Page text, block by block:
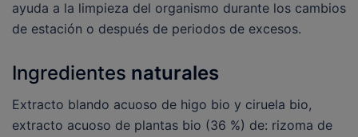
ayuda a la limpieza del organismo durante los cambios
de estación o después de periodos de excesos.
Ingredientes naturales
Extracto blando acuoso de higo bio y ciruela bio,
extracto acuoso de plantas bio (36 %) de: rizoma de